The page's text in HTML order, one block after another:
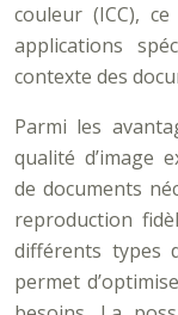
couleur (ICC),
applications
contexte des
Parmi les
qualité d’image
de documents
reproduction
différents types
permet